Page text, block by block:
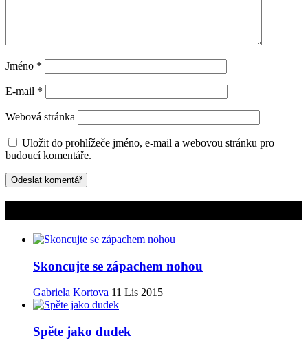
Jméno *
E-mail *
Webová stránka
Uložit do prohlížeče jméno, e-mail a webovou stránku pro
budoucí komentáře.
Skoncujte se zápachem nohou
Gabriela Kortova 11 Lis 2015
Spěte jako dudek